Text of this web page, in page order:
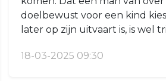
doelbewust voor een kind
later op zijn uitvaart is, is wel
18-03-2025 09:30